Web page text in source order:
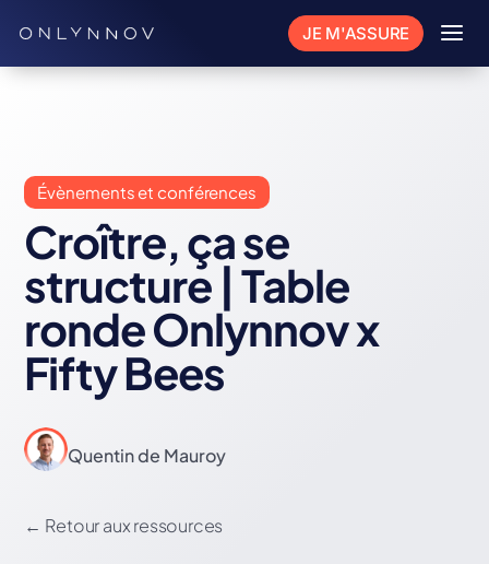
JE M'ASSURE a
Évènements et conférences
Croître, ça se
structure | Table
ronde Onlynnov x
Fifty Bees
Quentin de Mauroy
← Retour aux ressources